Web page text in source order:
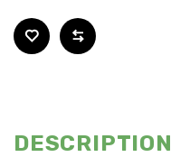
DESCRIPTION